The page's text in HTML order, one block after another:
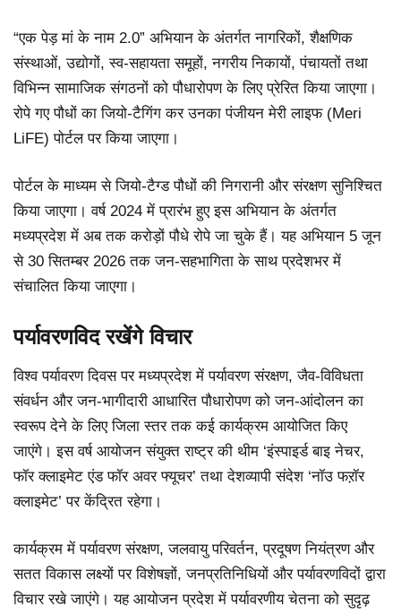
“एक पेड़ मां के नाम 2.0” अभियान के अंतर्गत नागरिकों, शैक्षणिक
संस्थाओं, उद्योगों, स्व-सहायता समूहों, नगरीय निकायों, पंचायतों तथा
विभिन्न सामाजिक संगठनों को पौधारोपण के लिए प्रेरित किया जाएगा।
रोपे गए पौधों का जियो-टैगिंग कर उनका पंजीयन मेरी लाइफ (Meri
LiFE) पोर्टल पर किया जाएगा।
पोर्टल के माध्यम से जियो-टैग्ड पौधों की निगरानी और संरक्षण सुनिश्चित
किया जाएगा। वर्ष 2024 में प्रारंभ हुए इस अभियान के अंतर्गत
मध्यप्रदेश में अब तक करोड़ों पौधे रोपे जा चुके हैं। यह अभियान 5 जून
से 30 सितम्बर 2026 तक जन-सहभागिता के साथ प्रदेशभर में
संचालित किया जाएगा।
पर्यावरणविद रखेंगे विचार
विश्व पर्यावरण दिवस पर मध्यप्रदेश में पर्यावरण संरक्षण, जैव-विविधता
संवर्धन और जन-भागीदारी आधारित पौधारोपण को जन-आंदोलन का
स्वरूप देने के लिए जिला स्तर तक कई कार्यक्रम आयोजित किए
जाएंगे। इस वर्ष आयोजन संयुक्त राष्ट्र की थीम ‘इंस्पाइर्ड बाइ नेचर,
फॉर क्लाइमेट एंड फॉर अवर फ्यूचर’ तथा देशव्यापी संदेश ‘नॉउ फऱॉर
क्लाइमेट’ पर केंद्रित रहेगा।
कार्यक्रम में पर्यावरण संरक्षण, जलवायु परिवर्तन, प्रदूषण नियंत्रण और
सतत विकास लक्ष्यों पर विशेषज्ञों, जनप्रतिनिधियों और पर्यावरणविदों द्वारा
विचार रखे जाएंगे। यह आयोजन प्रदेश में पर्यावरणीय चेतना को सुदृढ़